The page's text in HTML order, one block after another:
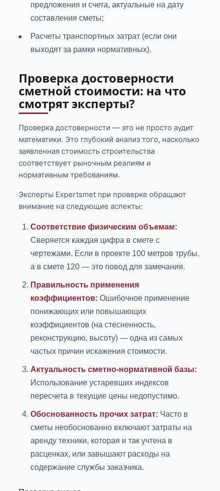
предложения и счета, актуальные на дату
составления сметы;
Расчеты транспортных затрат (если они
выходят за рамки нормативных).
Проверка достоверности
сметной стоимости: на что
смотрят эксперты?
Проверка достоверности — это не просто аудит
математики. Это глубокий анализ того, насколько
заявленная стоимость строительства
соответствует рыночным реалиям и
нормативным требованиям.
Эксперты Expertsmet при проверке обращают
внимание на следующие аспекты:
Соответствие физическим объемам:
Сверяется каждая цифра в смете с
чертежами. Если в проекте 100 метров трубы,
а в смете 120 — это повод для замечания.
Правильность применения
коэффициентов: Ошибочное применение
понижающих или повышающих
коэффициентов (на стесненность,
реконструкцию, высоту) — одна из самых
частых причин искажения стоимости.
Актуальность сметно-нормативной базы:
Использование устаревших индексов
пересчета в текущие цены недопустимо.
Обоснованность прочих затрат: Часто в
сметы необоснованно включают затраты на
аренду техники, которая и так учтена в
расценках, или завышают расходы на
содержание службы заказчика.